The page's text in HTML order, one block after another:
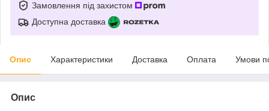
Замовлення під захистом
Доступна доставка
Опис Характеристики Доставка Оплата Умови
Опис